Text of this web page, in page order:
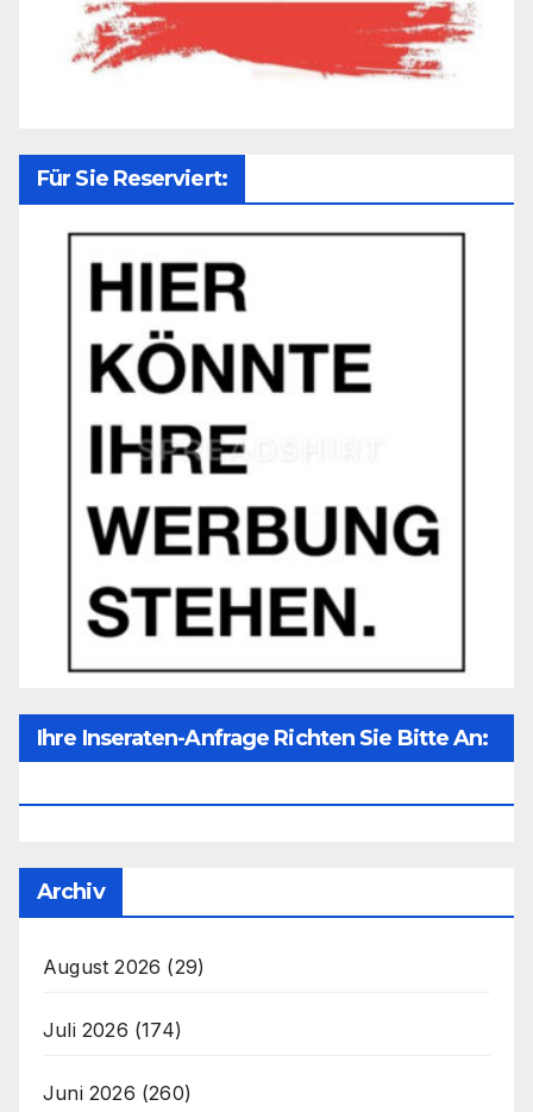
Für Sie Reserviert:
Ihre Inseraten-Anfrage Richten Sie Bitte An:
Archiv
August 2026 (29)
Juli 2026 (174)
Juni 2026 (260)